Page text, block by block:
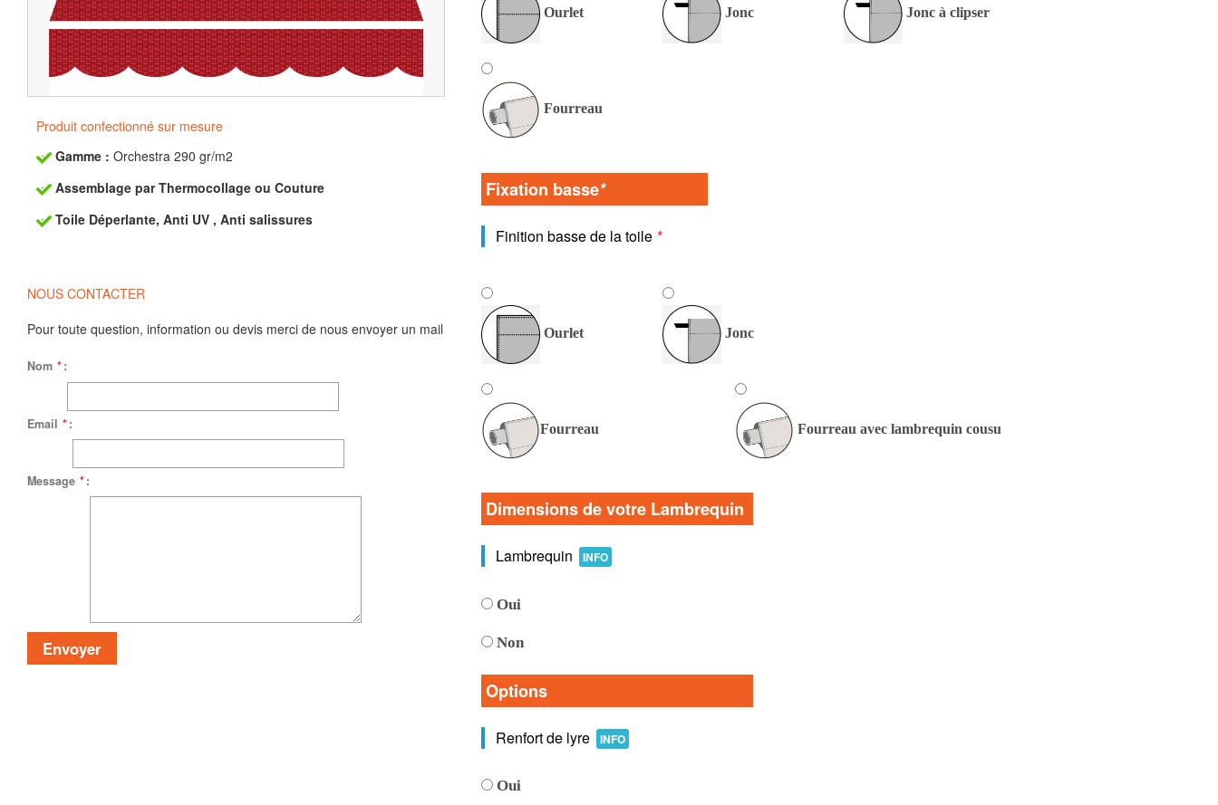
Produit confectionné sur mesure
Gamme : Orchestra 290 gr/m2
Assemblage par Thermocollage ou Couture
Toile Déperlante, Anti UV , Anti salissures
NOUS CONTACTER
Pour toute question, information ou devis merci de nous envoyer un mail
Nom * :
Email * :
Message * :
Ourlet Jonc Jonc à clipser
Fourreau
Fixation basse*
Finition basse de la toile *
Ourlet Jonc
Fourreau Fourreau avec lambrequin cousu
Dimensions de votre Lambrequin
Lambrequin INFO
Oui
Non
Options
Renfort de lyre INFO
Oui